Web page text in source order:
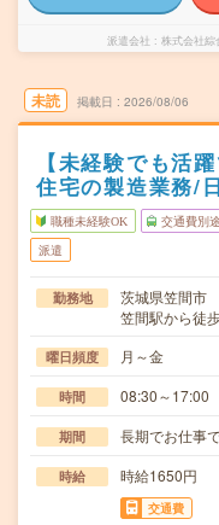
派遣会社 株式会社綜
未読 掲載日 2026/08/06
【未経験でも活
住宅の製造業務/
職種未経験OK 交通費別
派遣
勤務地
茨城県笠間市
笠間駅から徒
曜日頻度 月～金
時間 08:30～17:00
期間 長期でお仕事
時給 時給1650円
交通費